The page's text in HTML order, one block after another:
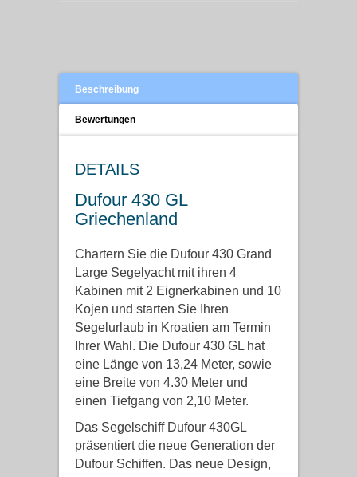
Beschreibung
Bewertungen
DETAILS
Dufour 430 GL
Griechenland
Chartern Sie die Dufour 430 Grand
Large Segelyacht mit ihren 4
Kabinen mit 2 Eignerkabinen und 10
Kojen und starten Sie Ihren
Segelurlaub in Kroatien am Termin
Ihrer Wahl. Die Dufour 430 GL hat
eine Länge von 13,24 Meter, sowie
eine Breite von 4.30 Meter und
einen Tiefgang von 2,10 Meter.
Das Segelschiff Dufour 430GL
präsentiert die neue Generation der
Dufour Schiffen. Das neue Design,